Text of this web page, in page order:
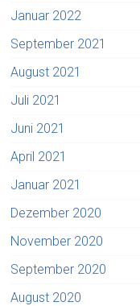
Januar 2022
September 2021
August 2021
Juli 2021
Juni 2021
April 2021
Januar 2021
Dezember 2020
November 2020
September 2020
August 2020